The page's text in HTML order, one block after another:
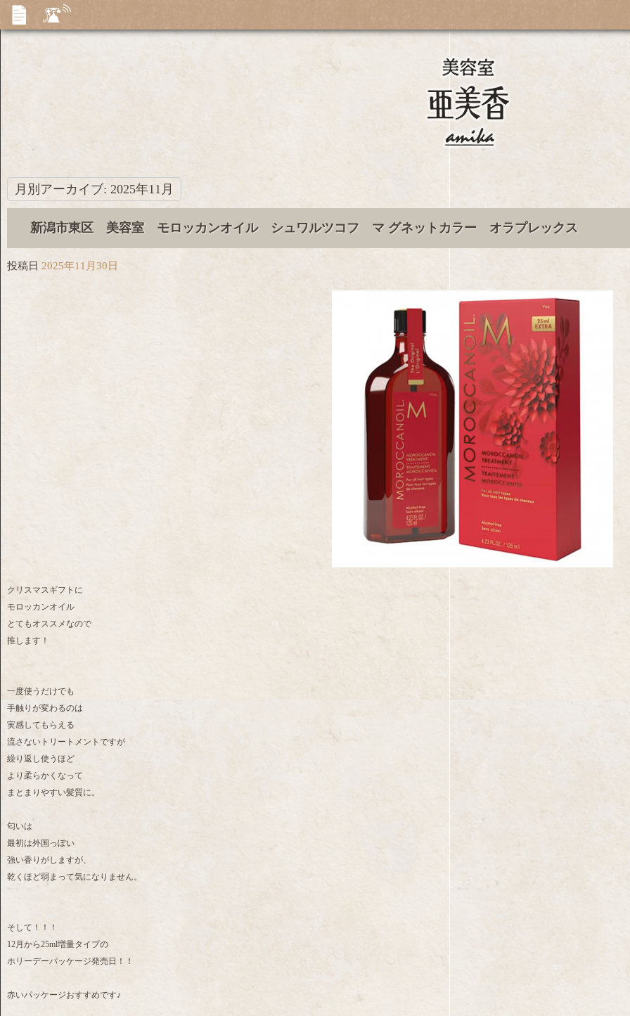
月別アーカイブ: 2025年11月
新潟市東区 美容室 モロッカンオイル シュワルツコフ マ グネットカラー オラプレックス
投稿日 2025年11月30日
クリスマスギフトに
モロッカンオイル
とてもオススメなので
推します！
一度使うだけでも
手触りが変わるのは
実感してもらえる
流さないトリートメントですが
繰り返し使うほど
より柔らかくなって
まとまりやすい髪質に。
匂いは
最初は外国っぽい
強い香りがしますが、
乾くほど弱まって気になりません。
そして！！！
12月から25ml増量タイプの
ホリーデーパッケージ発売日！！
赤いパッケージおすすめです♪